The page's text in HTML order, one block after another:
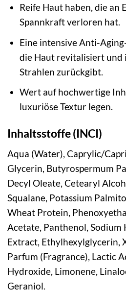
Reife Haut haben, die an
Spannkraft verloren hat.
Eine intensive Anti-
die Haut revitalisiert und
Strahlen zurückgibt.
Wert auf hochwertige
luxuriöse Textur legen.
Inhaltsstoffe (INCI)
Aqua (Water), Caprylic/
Glycerin, Butyrospermum
Decyl Oleate, Cetearyl
Squalane, Potassium
Wheat Protein,
Acetate, Panthenol,
Extract, Ethylhexylglycerin,
Parfum (Fragrance), Lactic
Hydroxide, Limonene,
Geraniol.